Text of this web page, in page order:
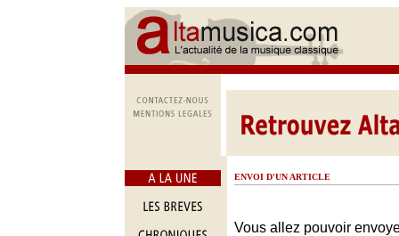
ENVOI D'UN ARTICLE
Vous allez pouvoir